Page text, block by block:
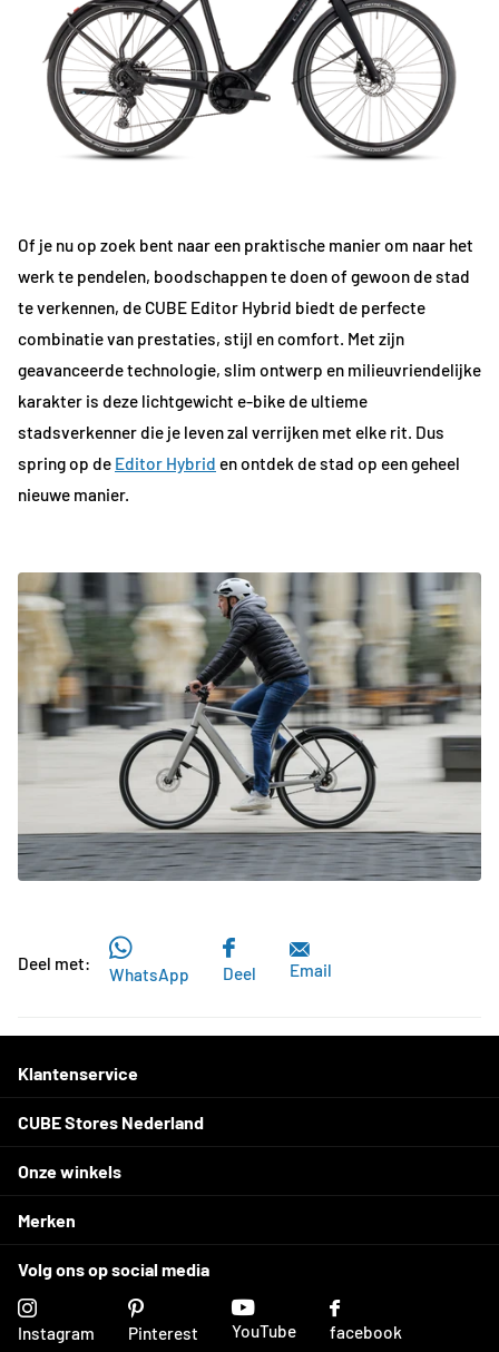
Of je nu op zoek bent naar een praktische manier om naar het
werk te pendelen, boodschappen te doen of gewoon de stad
te verkennen, de CUBE Editor Hybrid biedt de perfecte
combinatie van prestaties, stijl en comfort. Met zijn
geavanceerde technologie, slim ontwerp en milieuvriendelijke
karakter is deze lichtgewicht e-bike de ultieme
stadsverkenner die je leven zal verrijken met elke rit. Dus
spring op de Editor Hybrid en ontdek de stad op een geheel
nieuwe manier.
Deel met:
WhatsApp Deel Email
Klantenservice
CUBE Stores Nederland
Onze winkels
Merken
Volg ons op social media
Instagram Pinterest YouTube facebook